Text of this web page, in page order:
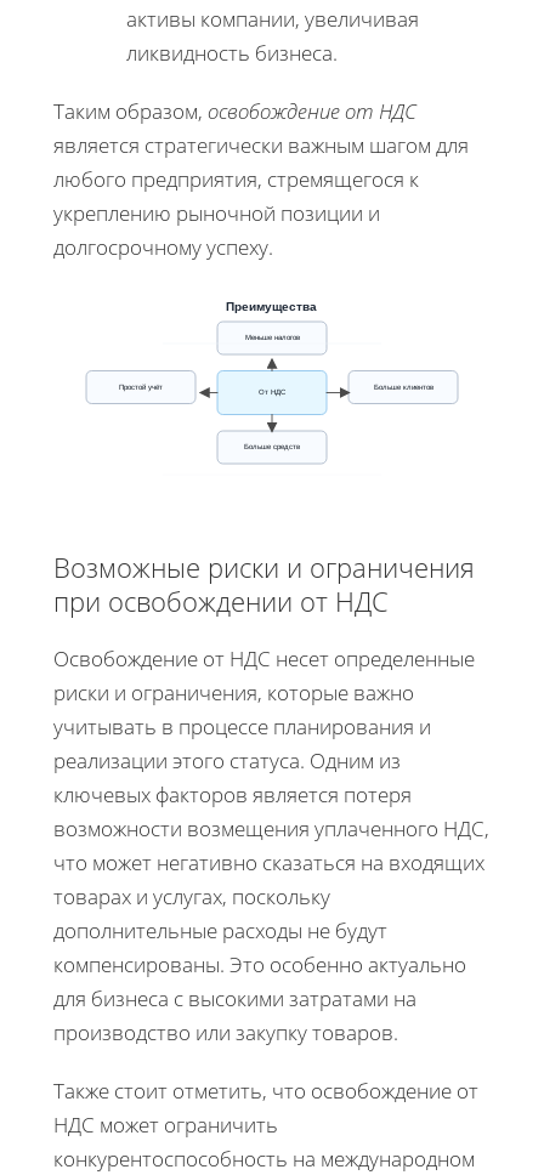
активы компании, увеличивая
ликвидность бизнеса.
Таким образом, освобождение от НДС
является стратегически важным шагом для
любого предприятия, стремящегося к
укреплению рыночной позиции и
долгосрочному успеху.
Преимущества
Меньше налогов
Простой учёт
От НДС
Больше клиентов
Больше средств
Возможные риски и ограничения
при освобождении от НДС
Освобождение от НДС несет определенные
риски и ограничения, которые важно
учитывать в процессе планирования и
реализации этого статуса. Одним из
ключевых факторов является потеря
возможности возмещения уплаченного НДС,
что может негативно сказаться на входящих
товарах и услугах, поскольку
дополнительные расходы не будут
компенсированы. Это особенно актуально
для бизнеса с высокими затратами на
производство или закупку товаров.
Также стоит отметить, что освобождение от
НДС может ограничить
конкурентоспособность на международном